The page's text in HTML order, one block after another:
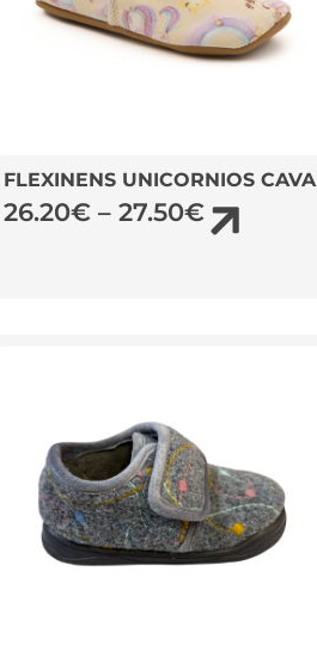
FLEXINENS UNICORNIOS CAVA
26.20€ – 27.50€